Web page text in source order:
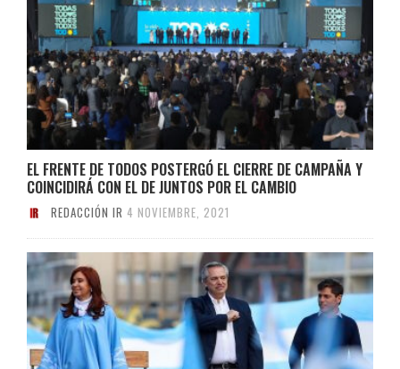
EL FRENTE DE TODOS POSTERGÓ EL CIERRE DE CAMPAÑA Y
COINCIDIRÁ CON EL DE JUNTOS POR EL CAMBIO
REDACCIÓN IR 4 NOVIEMBRE, 2021